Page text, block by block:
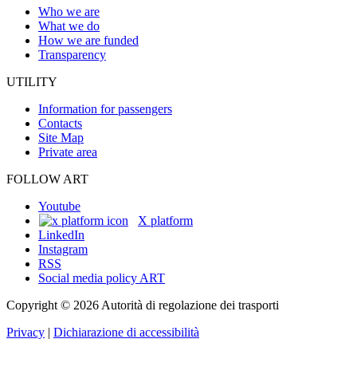
Who we are
What we do
How we are funded
Transparency
UTILITY
Information for passengers
Contacts
Site Map
Private area
FOLLOW ART
Youtube
X platform
LinkedIn
Instagram
RSS
Social media policy ART
Copyright © 2026 Autorità di regolazione dei trasporti
Privacy | Dichiarazione di accessibilità